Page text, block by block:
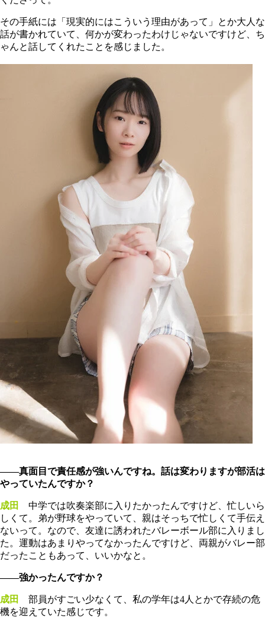
その手紙には「現実的にはこういう理由があって」とか大人な
話が書かれていて、何かが変わったわけじゃないですけど、ち
ゃんと話してくれたことを感じました。
――真面目で責任感が強いんですね。話は変わりますが部活は
やっていたんですか？
成田
中学では吹奏楽部に入りたかったんですけど、忙しいら
しくて。弟が野球をやっていて、親はそっちで忙しくて手伝え
ないって。なので、友達に誘われたバレーボール部に入りまし
た。運動はあまりやってなかったんですけど、両親がバレー部
だったこともあって、いいかなと。
――強かったんですか？
成田
部員がすごい少なくて、私の学年は4人とかで存続の危
機を迎えていた感じです。